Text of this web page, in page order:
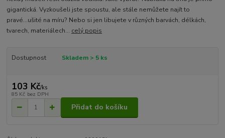
gigantická. Vyzkoušeli jste spoustu, ale stále nemůžete najít to
pravé...ušité na míru? Nebo si jen libujete v různých barvách, délkách,
tvarech, materiálech... celý popis
Dostupnost Skladem > 5 ks
103 Kč/ks
85 Kč bez DPH
Přidat do košíku